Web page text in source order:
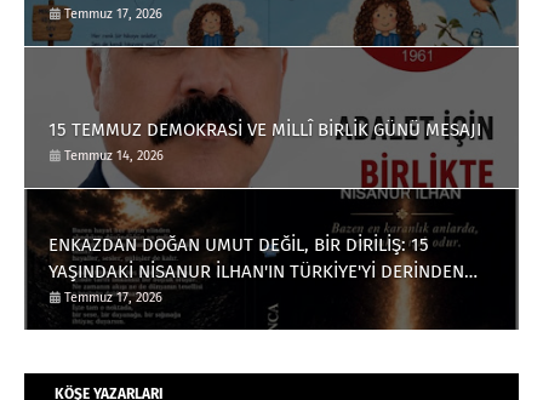
ANLAMLI BİR ESER
Temmuz 17, 2026
15 TEMMUZ DEMOKRASİ VE MİLLÎ BİRLİK GÜNÜ MESAJI
Temmuz 14, 2026
ENKAZDAN DOĞAN UMUT DEĞİL, BİR DİRİLİŞ: 15
YAŞINDAKİ NİSANUR İLHAN'IN TÜRKİYE'Yİ DERİNDEN
ETKİLEYECEK HİKÂYESİ
Temmuz 17, 2026
KÖŞE YAZARLARI